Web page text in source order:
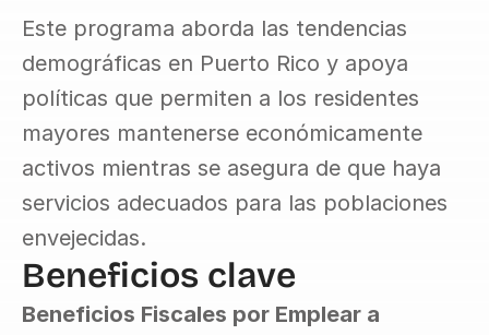
Este programa aborda las tendencias
demográficas en Puerto Rico y apoya
políticas que permiten a los residentes
mayores mantenerse económicamente
activos mientras se asegura de que haya
servicios adecuados para las poblaciones
envejecidas.
Beneficios clave
Beneficios Fiscales por Emplear a